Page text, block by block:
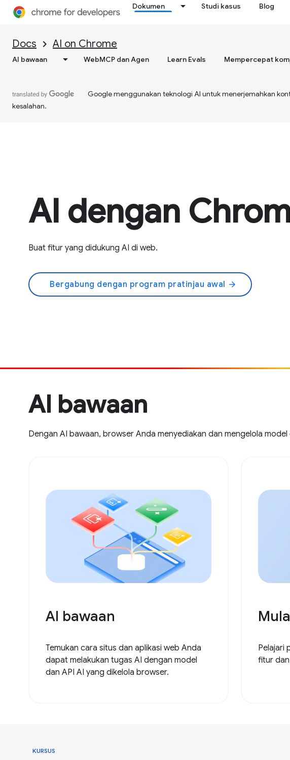
Dokumen Studi kasus Blog
Docs AI on Chrome
AI bawaan WebMCP dan Agen Learn Evals Mempercepat
Google menggunakan teknologi AI untuk menerjemahkan
kesalahan.
AI dengan
Buat fitur yang didukung AI di web.
Bergabung dengan program pratinjau awal arrow_forward
AI bawaan
Dengan AI bawaan, browser Anda menyediakan dan mengelola
AI bawaan
Temukan cara situs dan aplikasi web Anda
dapat melakukan tugas AI dengan model
dan API AI yang dikelola browser.
Pelajari
fitur
KURSUS